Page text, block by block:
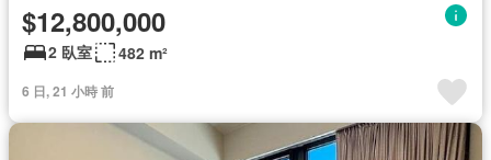
$12,800,000
2 臥室 482 m²
6 日, 21 小時 前